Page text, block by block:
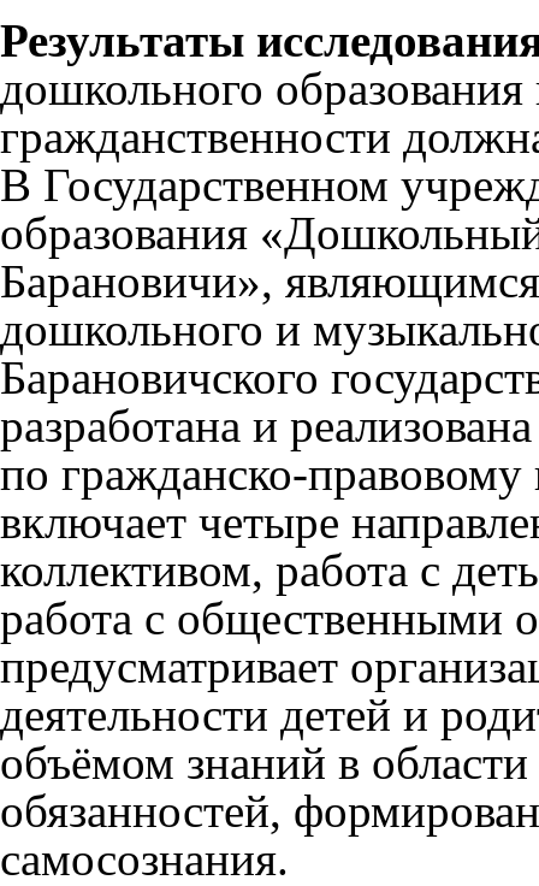
Результаты
дошкольного
гражданственности
В Государственном
образования
Барановичи»,
дошкольного и
Барановичского
разработана и
по гражданско-
включает четыре
коллективом, работа с
работа с общественными
предусматривает
деятельности детей и
объёмом знаний в
обязанностей,
самосознания.